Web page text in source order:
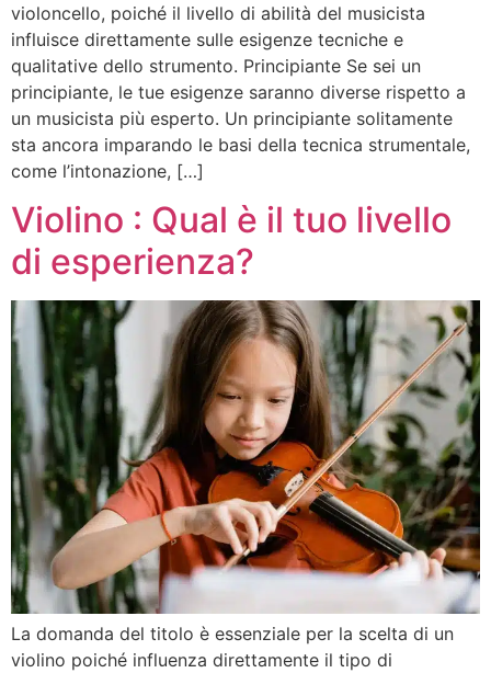
violoncello, poiché il livello di abilità del musicista
influisce direttamente sulle esigenze tecniche e
qualitative dello strumento. Principiante Se sei un
principiante, le tue esigenze saranno diverse rispetto a
un musicista più esperto. Un principiante solitamente
sta ancora imparando le basi della tecnica strumentale,
come l’intonazione, […]
Violino : Qual è il tuo livello
di esperienza?
La domanda del titolo è essenziale per la scelta di un
violino poiché influenza direttamente il tipo di